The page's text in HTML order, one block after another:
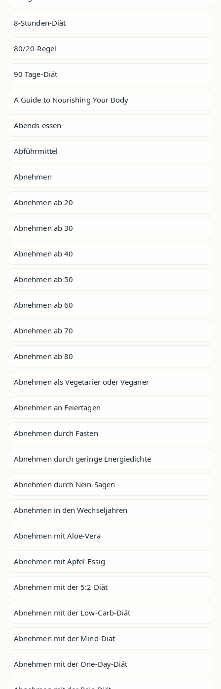
8-Stunden-Diät
80/20-Regel
90 Tage-Diät
A Guide to Nourishing Your Body
Abends essen
Abführmittel
Abnehmen
Abnehmen ab 20
Abnehmen ab 30
Abnehmen ab 40
Abnehmen ab 50
Abnehmen ab 60
Abnehmen ab 70
Abnehmen ab 80
Abnehmen als Vegetarier oder Veganer
Abnehmen an Feiertagen
Abnehmen durch Fasten
Abnehmen durch geringe Energiedichte
Abnehmen durch Nein-Sagen
Abnehmen in den Wechseljahren
Abnehmen mit Aloe-Vera
Abnehmen mit Apfel-Essig
Abnehmen mit der 5:2 Diät
Abnehmen mit der Low-Carb-Diät
Abnehmen mit der Mind-Diät
Abnehmen mit der One-Day-Diät